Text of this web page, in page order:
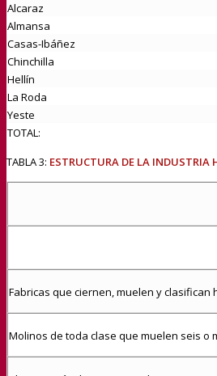
Alcaraz
Almansa
Casas-Ibáñez
Chinchilla
Hellín
La Roda
Yeste
TOTAL:
TABLA 3: ESTRUCTURA DE LA
Fabricas que ciernen, muelen y clasifican
Molinos de toda clase que muelen seis o